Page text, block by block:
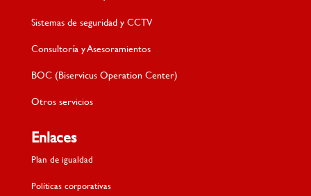
Sistemas de seguridad y CCTV
Consultoría y Asesoramientos
BOC (Biservicus Operation Center)
Otros servicios
Enlaces
Plan de igualdad
Políticas corporativas